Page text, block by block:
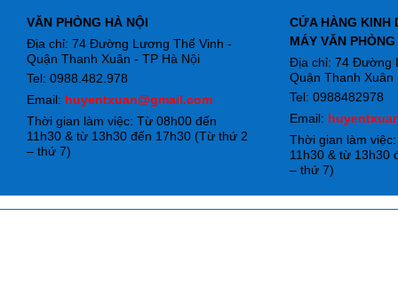
VĂN PHÒNG HÀ NỘI
Địa chỉ: 74 Đường Lương Thế Vinh -
Quận Thanh Xuân - TP Hà Nội
Tel: 0988.482.978
Email: huyentxuan@gmail.com
Thời gian làm việc: Từ 08h00 đến
11h30 & từ 13h30 đến 17h30 (Từ thứ 2
– thứ 7)
CỬA HÀNG KINH
MÁY VĂN PHÒNG
Địa chỉ: 74 Đường
Quận Thanh Xuân
Tel: 0988482978
Email:
Thời gian làm
11h30 & từ 13h30
– thứ 7)